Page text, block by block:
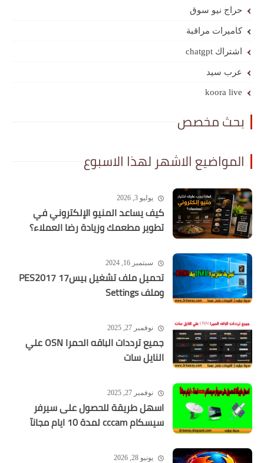
حراج نيو سوق
كاميرات مراقبة
اشتراك chatgpt
عرب سيد
koora live
بحث مخصص
المواضيع الاشهر لهذا الاسبوع
يوليو 3, 2026
كيف يساعد المنيو الإلكتروني في
تطوير مطعمك وزيادة رضا العملاء؟
سبتمبر 16, 2024
تحميل ملف تشغيل بيس17 PES2017
وملف Settings
نوفمبر 27, 2025
جميع ترددات الباقه الحمرا OSN علي
النايل سات
نوفمبر 27, 2025
اسهل طريقة للحصول على سيرفر
سيسكام cccam لمدة 10 ايام مجانآ
يونيو 28, 2026